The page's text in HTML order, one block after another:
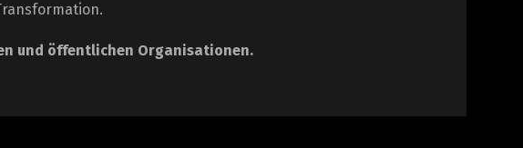
und öffentlichen Organisationen.